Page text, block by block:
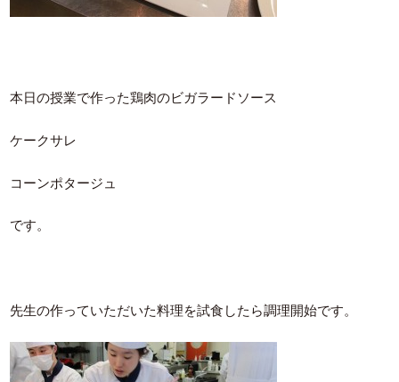
本日の授業で作った鶏肉のビガラードソース
ケークサレ
コーンポタージュ
です。
先生の作っていただいた料理を試食したら調理開始です。